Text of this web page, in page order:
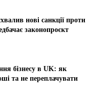
нові санкції проти
законопроєкт
бізнесу в UK: як
та не переплачувати